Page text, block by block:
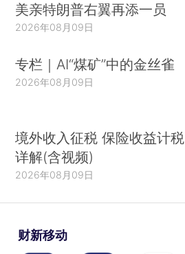
美亲特朗普右翼再添一员
2026年08月09日
专栏｜AI“煤矿”中的金丝雀
2026年08月09日
境外收入征税 保险收益计税
详解(含视频)
2026年08月09日
财新移动